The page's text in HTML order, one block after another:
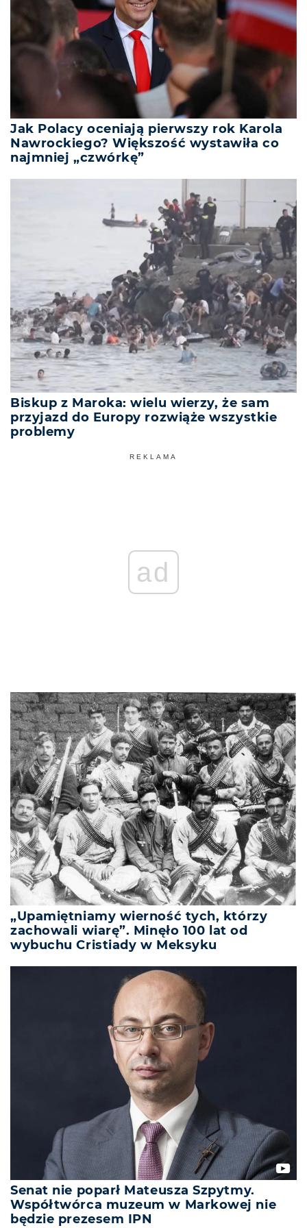
Jak Polacy oceniają pierwszy rok Karola
Nawrockiego? Większość wystawiła co
najmniej „czwórkę”
Biskup z Maroka: wielu wierzy, że sam
przyjazd do Europy rozwiąże wszystkie
problemy
REKLAMA
ad
„Upamiętniamy wierność tych, którzy
zachowali wiarę”. Minęło 100 lat od
wybuchu Cristiady w Meksyku
Senat nie poparł Mateusza Szpytmy.
Współtwórca muzeum w Markowej nie
będzie prezesem IPN